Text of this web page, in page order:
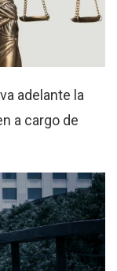
adelante la
a cargo de